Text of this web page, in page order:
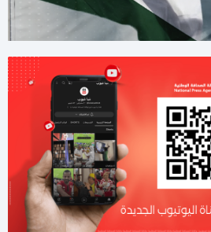
من ملامح اتفاق غزة
ديرمر إلى واشنطن لتخفيف التوتر مع
التماس للسماح لطبيب مستقل